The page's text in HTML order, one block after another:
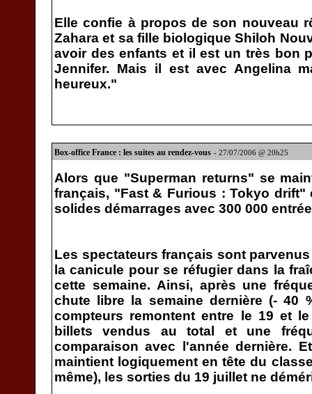
Elle confie à propos de son nouveau
Zahara et sa fille biologique Shiloh
avoir des enfants et il est un très bon
Jennifer. Mais il est avec Angelina
heureux."
Box-office France : les suites au rendez-vous - 27/07/2006 @ 20h25
Alors que "Superman returns" se
français, "Fast & Furious : Tokyo drift"
solides démarrages avec 300 000
Les spectateurs français sont
la canicule pour se réfugier dans la
cette semaine. Ainsi, après une
chute libre la semaine dernière (- 40
compteurs remontent entre le 19 et
billets vendus au total et une
comparaison avec l'année dernière.
maintient logiquement en tête du
même), les sorties du 19 juillet ne